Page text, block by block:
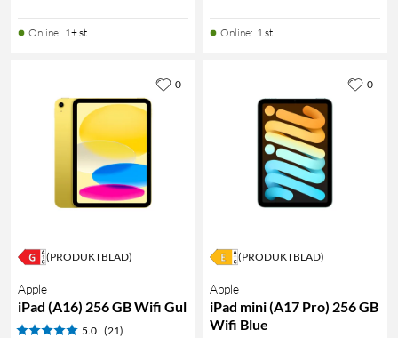
Online: 1+ st Online: 1 st
(PRODUKTBLAD)
Apple
iPad (A16) 256 GB Wifi Gul
5.0 (21)
0
(PRODUKTBLAD)
Apple
iPad mini (A17 Pro) 256 GB
Wifi Blue
0